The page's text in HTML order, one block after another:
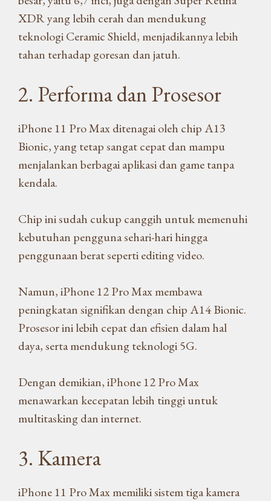
XDR yang lebih cerah dan mendukung
teknologi Ceramic Shield, menjadikannya lebih
tahan terhadap goresan dan jatuh.
2. Performa dan Prosesor
iPhone 11 Pro Max ditenagai oleh chip A13
Bionic, yang tetap sangat cepat dan mampu
menjalankan berbagai aplikasi dan game tanpa
kendala.
Chip ini sudah cukup canggih untuk memenuhi
kebutuhan pengguna sehari-hari hingga
penggunaan berat seperti editing video.
Namun, iPhone 12 Pro Max membawa
peningkatan signifikan dengan chip A14 Bionic.
Prosesor ini lebih cepat dan efisien dalam hal
daya, serta mendukung teknologi 5G.
Dengan demikian, iPhone 12 Pro Max
menawarkan kecepatan lebih tinggi untuk
multitasking dan internet.
3. Kamera
iPhone 11 Pro Max memiliki sistem tiga kamera